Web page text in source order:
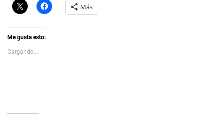
C
l
k
t
s
h
e
H
a Más
Me gusta esto:
Cargando...